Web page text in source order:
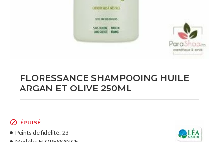
FLORESSANCE SHAMPOOING HUILE
ARGAN ET OLIVE 250ML
ÉPUISÉ
Points de fidélité: 23